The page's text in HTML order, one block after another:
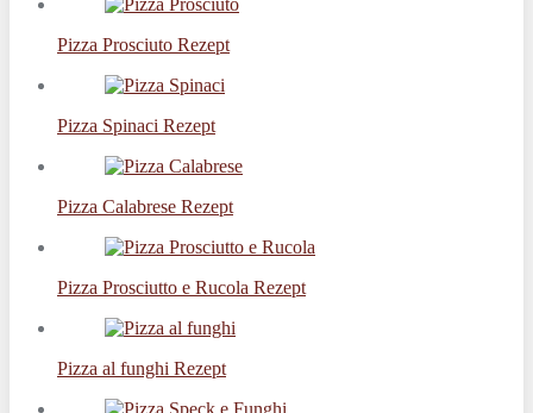
Pizza Prosciuto Rezept
Pizza Spinaci Rezept
Pizza Calabrese Rezept
Pizza Prosciutto e Rucola Rezept
Pizza al funghi Rezept